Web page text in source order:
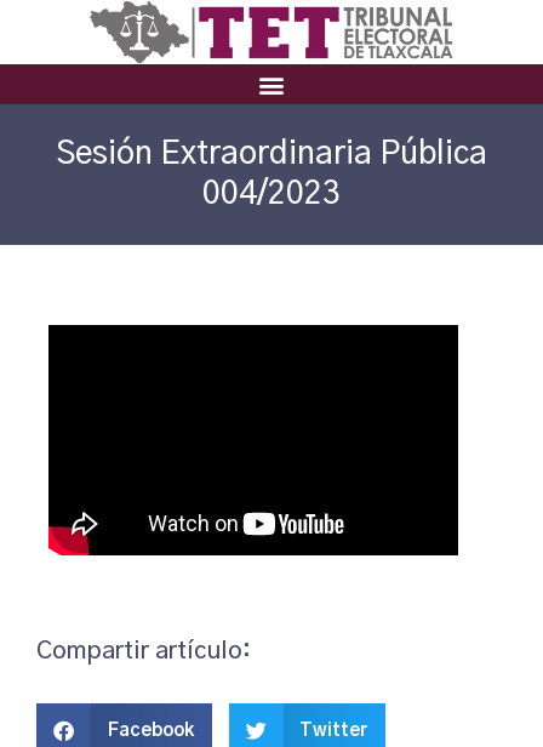
Sesión Extraordinaria Pública
004/2023
Compartir artículo:
Facebook Twitter